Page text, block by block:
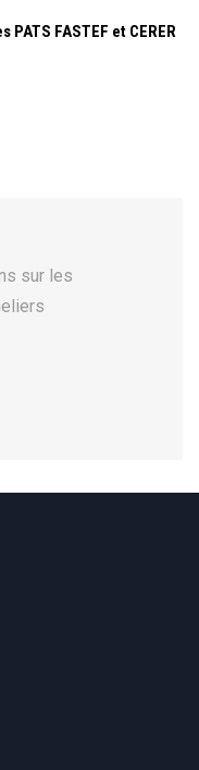
PATS FASTEF et CERER
sur les